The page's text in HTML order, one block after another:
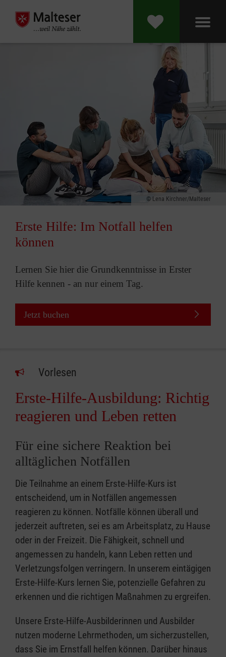
Lena Kirchner/Malteser
Erste Hilfe: Im Notfall helfen
können
Lernen Sie hier die Grundkenntnisse in Erster
Hilfe kennen - an nur einem Tag.
Jetzt buchen
Vorlesen
Erste-Hilfe-Ausbildung: Richtig
reagieren und Leben retten
Für eine sichere Reaktion bei
alltäglichen Notfällen
Die Teilnahme an einem Erste-Hilfe-Kurs ist
entscheidend, um in Notfällen angemessen
reagieren zu können. Notfälle können überall und
jederzeit auftreten, sei es am Arbeitsplatz, zu Hause
oder in der Freizeit. Die Fähigkeit, schnell und
angemessen zu handeln, kann Leben retten und
Verletzungsfolgen verringern. In unserem eintägigen
Erste-Hilfe-Kurs lernen Sie, potenzielle Gefahren zu
erkennen und die richtigen Maßnahmen zu ergreifen.
Unsere Erste-Hilfe-Ausbilderinnen und Ausbilder
nutzen moderne Lehrmethoden, um sicherzustellen,
dass Sie im Ernstfall helfen können. Darüber hinaus